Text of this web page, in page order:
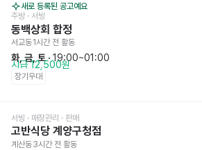
새로 등록된 공고예요
주방 · 서빙
동백상회 합정
서교동1시간 전 활동
화, 금, 토 · 19:00~01:00
시급 12,500원
장기우대
서빙 · 매장관리 · 판매
고반식당 계양구청점
계산동3시간 전 활동